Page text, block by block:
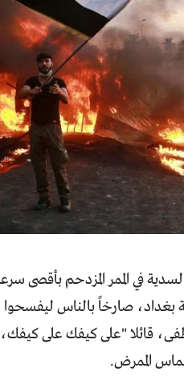
في الممر المزدحم بأقصى
بغداد، صارخاً بالناس
قائلا "على كيفك على
الممرض.